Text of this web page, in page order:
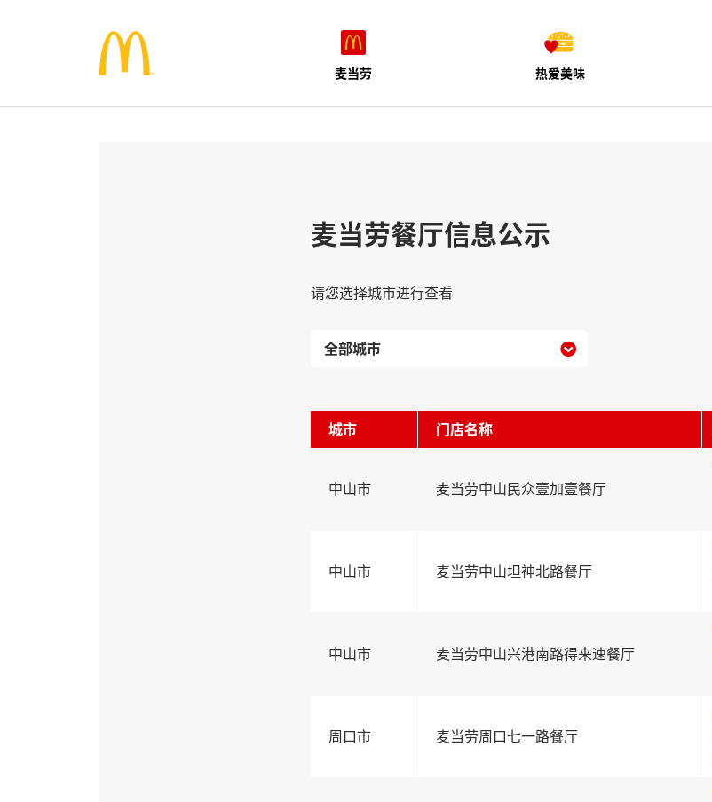
麦当劳 热爱美味
麦当劳餐厅信息公示
请您选择城市进行查看

城市 门店名称
中山市 麦当劳中山民众壹加壹餐厅
中山市 麦当劳中山坦神北路餐厅
中山市 麦当劳中山兴港南路得来速餐厅
周口市 麦当劳周口七一路餐厅